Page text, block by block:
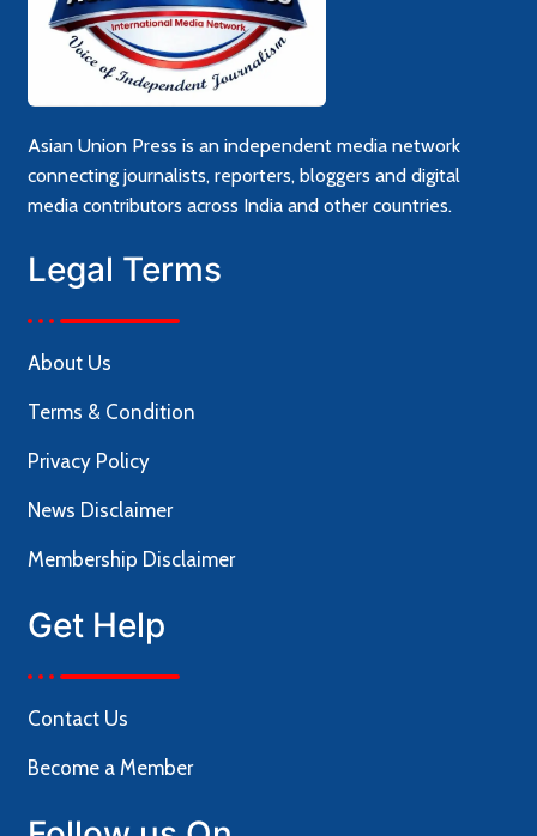
Asian Union Press is an independent media network
connecting journalists, reporters, bloggers and digital
media contributors across India and other countries.
Legal Terms
About Us
Terms & Condition
Privacy Policy
News Disclaimer
Membership Disclaimer
Get Help
Contact Us
Become a Member